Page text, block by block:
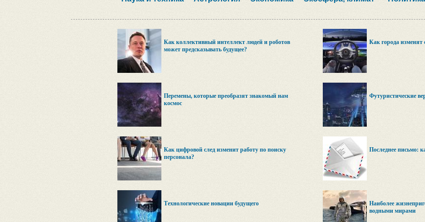
Как коллективный интеллект людей и роботов
может предсказывать будущее?
Как города
Перемены, которые преобразят знакомый нам
космос
Футуристические
Как цифровой след изменит работу по поиску
персонала?
Последнее письмо:
Технологические новации будущего
Наиболее
водными мирами